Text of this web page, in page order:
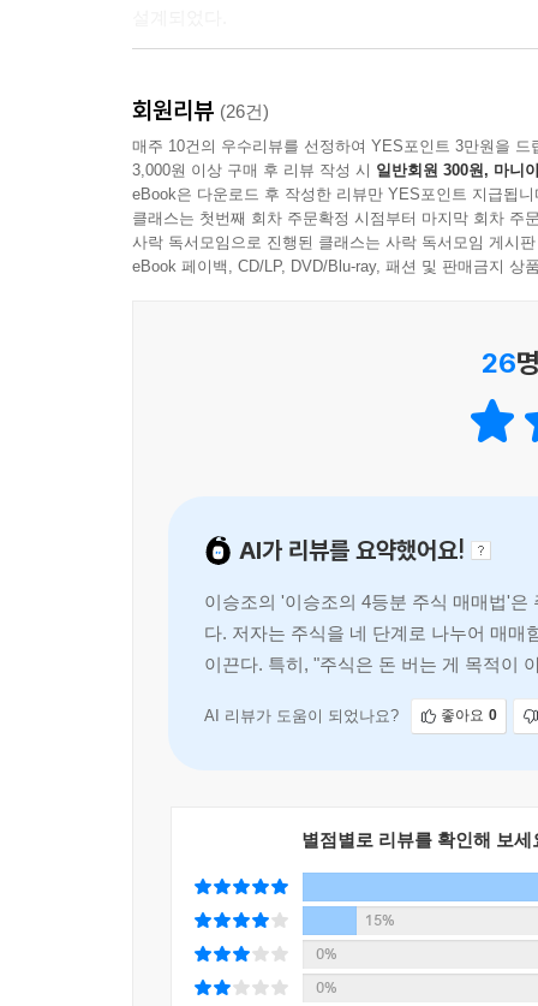
또한 단기 이동평균선이 장기 이동평균선을 하향
우 이는 장기 상승추세의 종료 신호로 해석된다.
적으로 매도 전략을 세우는 것이 바람직하다.
---「1장 4등분법칙: 강력한 실전 매매도구」중에서
하락삼각형 패턴의 기본 구조에서, 50%중심가격
다. 50%중심가격이 강한 저항선으로 작용하면
바로 ‘50%중심가격 저항 패턴’의 전형적인 형태다.
---「1장 4등분법칙: 강력한 실전 매매도구」중에서
레이딩을 하는 투자자가 아니라면 중장기 투자
파동법칙과 4등분법칙, 그리고 P-MAX/P-MIN파
그렇다면 모노파동이란 과연 무엇인가? 이는 ‘기
파악해야 한다. 이를 기반으로 프로그램 매수·매
외국인과 기관은 삼성전자와 SK하이닉스를 대상
삼성전자 매도 시 선물 매수를 결합하는 방식으로
---「2장 모노파동법칙: 4등분법칙의 한계를 보완
이어지도록 구성되어 있다. 단순한 기법서가 아
단순히 기술적 분석 기법만 다루는 것이 아니라,
흔들리지 않고 대응할 수 있는 ‘투자의 태도’를
안정된 출발점을, 경험 많은 투자자에게는 기존
해석하고, 자신만의 매매 기준을 확립할 수 있게
복잡하지 않으면서도 반복 가능한 전략으로, 노후
보이더군요. 매수와 매도 구간이 눈에 보이니, 확
추천합니다.
_ 37세 직장인(투자 경력 3년)
이 책처럼 심플하면서도 강한 시스템은 오랜만
읽고 이제는 수익보다도 ‘실수를 줄이는 매매’
읽어야 할 책입니다.
_ 53세 주부(투자 경력 7년)
회원리뷰 (26건)
매주 10건의 우수리뷰를 선정하여 YES포인트 3만원을 드
3,000원 이상 구매 후 리뷰 작성 시 일반회원 300원, 마니
eBook은 다운로드 후 작성한 리뷰만 YES포인트 지급됩니
클래스는 첫번째 회차 주문확정 시점부터 마지막 회차 주
사락 독서모임으로 진행된 클래스는 사락 독서모임 게시
eBook 페이백, CD/LP, DVD/Blu-ray, 패션 및 판매금지 상
26
AI가 리뷰를 요약했어요!
이승조의 '이승조의 4등분 주식 매매법'
다. 저자는 주식을 네 단계로 나누어 매
이끈다. 특히, "주식은 돈 버는 게 목적이
AI 리뷰가 도움이 되었나요? 좋아요 0
별점별로 리뷰를 확인해 보세
15%
0%
0%